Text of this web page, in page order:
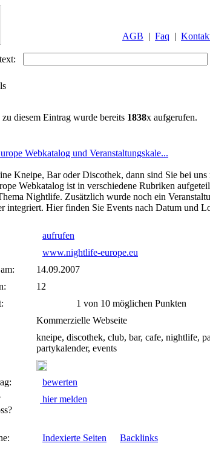
AGB | Faq |
diesem Eintrag wurde bereits 1838x aufgerufen.
Webkatalog und Veranstaltungskale...
Kneipe, Bar oder Discothek, dann sind Sie bei
Webkatalog ist in verschiedene Rubriken
Nightlife. Zusätzlich wurde noch ein
integriert. Hier finden Sie Events nach Datum und
aufrufen
www.nightlife-europe.eu
14.09.2007
12
1 von 10 möglichen Punkten
Kommerzielle Webseite
kneipe, discothek, club, bar, cafe, nightlife,
partykalender, events
bewerten
hier melden
Indexierte Seiten Backlinks